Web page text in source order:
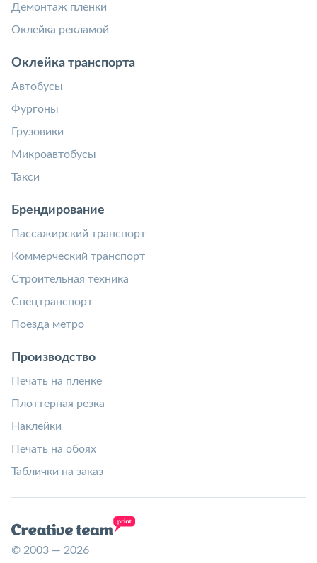
Демонтаж пленки
Оклейка рекламой
Оклейка транспорта
Автобусы
Фургоны
Грузовики
Микроавтобусы
Такси
Брендирование
Пассажирский транспорт
Коммерческий транспорт
Строительная техника
Спецтранспорт
Поезда метро
Производство
Печать на пленке
Плоттерная резка
Наклейки
Печать на обоях
Таблички на заказ
© 2003 — 2026